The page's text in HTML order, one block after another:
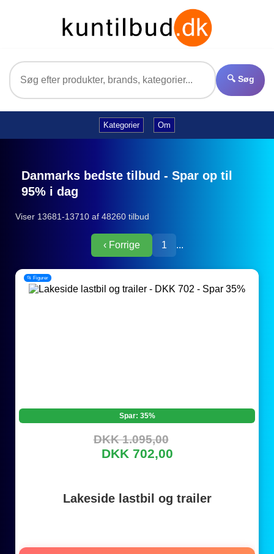
🔍 Søg
Kategorier Om
Danmarks bedste tilbud - Spar op til
95% i dag
Viser 13681-13710 af 48260 tilbud
‹ Forrige 1 ...
📂 Figurer
Spar: 35%
DKK 1.095,00
DKK 702,00
Lakeside lastbil og trailer